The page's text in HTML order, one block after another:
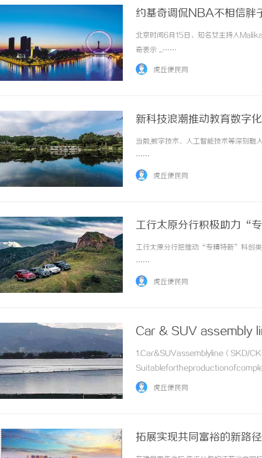
约基奇调侃NBA不相信胖
北京时间6月15日，知名女主持人
奇表示 ...……
虎丘便民网
新科技浪潮推动教育数字
当前,数字技术、人工智能技术等深刻融
……
虎丘便民网
工行太原分行积极助力“
工行太原分行把推动“专精特新”科创类
……
虎丘便民网
Car & SUV assembly
1.Car&SUVassemblyline（SKD/
虎丘便民网
拓展实现共同富裕的新路
550FC45耐磨改性颗粒：提升耐磨性能